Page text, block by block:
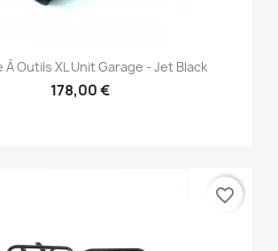
Outils XL Unit Garage - Jet Black
178,00 €
favorite_border